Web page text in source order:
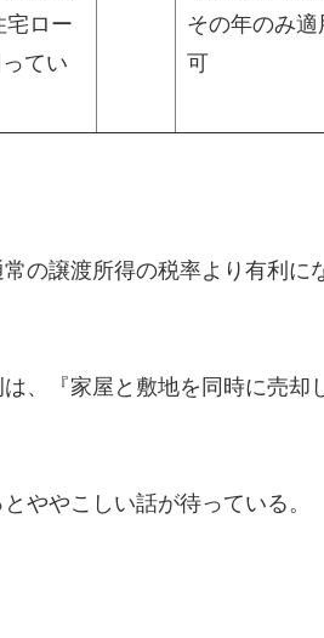
宅ロー
てい
その年のみ適
可
の譲渡所得の税率より有利に
、『家屋と敷地を同時に売却
ややこしい話が待っている。